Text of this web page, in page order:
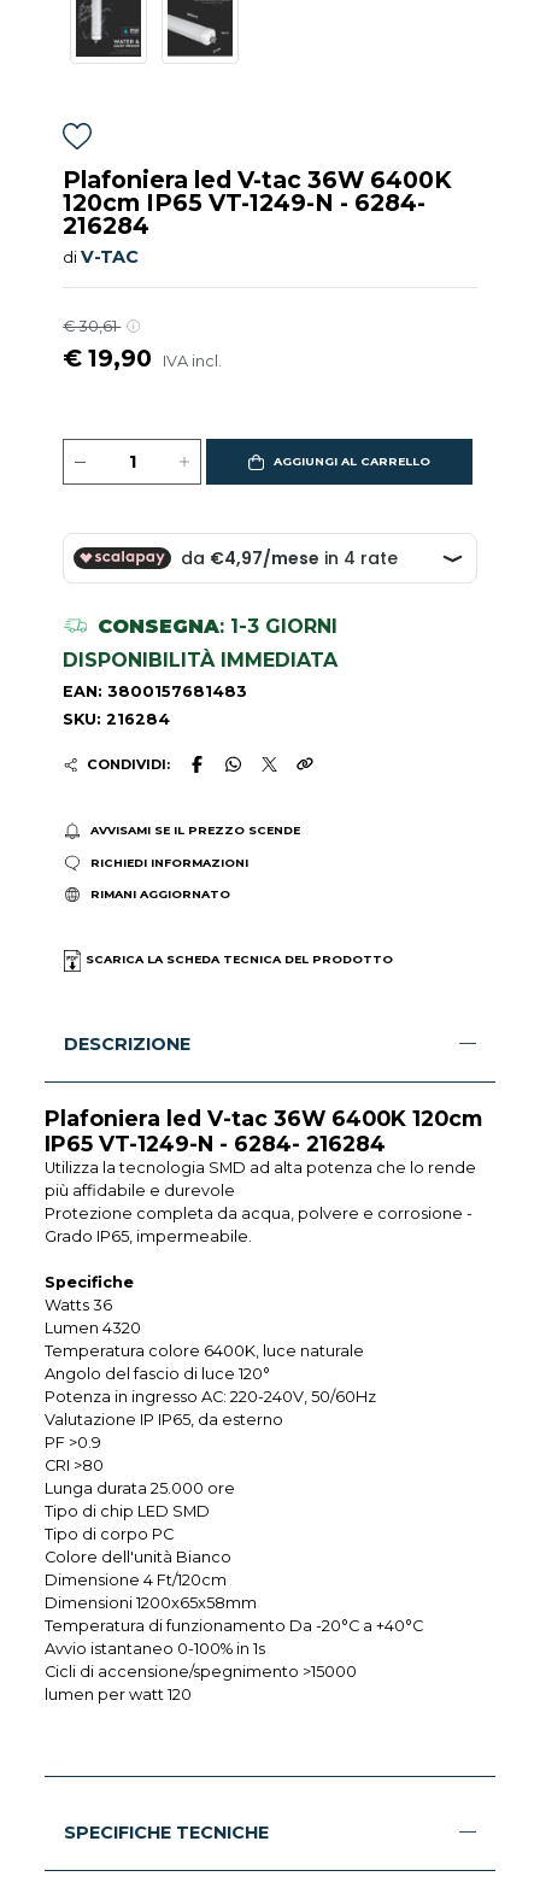
Plafoniera led V-tac 36W 6400K
120cm IP65 VT-1249-N - 6284-
216284
diV-TAC
€ 30,61
€ 19,90 IVA incl.
AGGIUNGI AL CARRELLO
CONSEGNA: 1-3 GIORNI
DISPONIBILITÀ IMMEDIATA
EAN: 3800157681483
SKU: 216284
CONDIVIDI:
AVVISAMI SE IL PREZZO SCENDE
RICHIEDI INFORMAZIONI
RIMANI AGGIORNATO
SCARICA LA SCHEDA TECNICA DEL PRODOTTO
DESCRIZIONE
Plafoniera led V-tac 36W 6400K 120cm
IP65 VT-1249-N - 6284- 216284
Utilizza la tecnologia SMD ad alta potenza che lo rende
più affidabile e durevole
Protezione completa da acqua, polvere e corrosione -
Grado IP65, impermeabile.
Specifiche
Watts 36
Lumen 4320
Temperatura colore 6400K, luce naturale
Angolo del fascio di luce 120°
Potenza in ingresso AC: 220-240V, 50/60Hz
Valutazione IP IP65, da esterno
PF >0.9
CRI >80
Lunga durata 25.000 ore
Tipo di chip LED SMD
Tipo di corpo PC
Colore dell'unità Bianco
Dimensione 4 Ft/120cm
Dimensioni 1200x65x58mm
Temperatura di funzionamento Da -20°C a +40°C
Avvio istantaneo 0-100% in 1s
Cicli di accensione/spegnimento >15000
lumen per watt 120
SPECIFICHE TECNICHE